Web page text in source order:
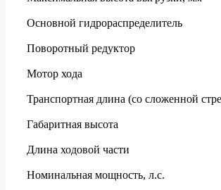
Основной гидрораспределитель
Поворотный редуктор
Мотор хода
Транспортная длина (со сложенной
Габаритная высота
Длина ходовой части
Номинальная мощность, л.с.